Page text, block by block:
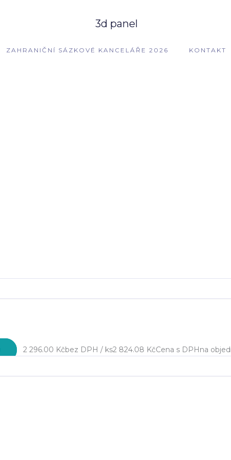
3d panel
ZAHRANIČNÍ SÁZKOVÉ KANCELÁŘE 2026 KONTAKT
2 296.00 Kčbez DPH / ks2 824.08 KčCena s DPHna